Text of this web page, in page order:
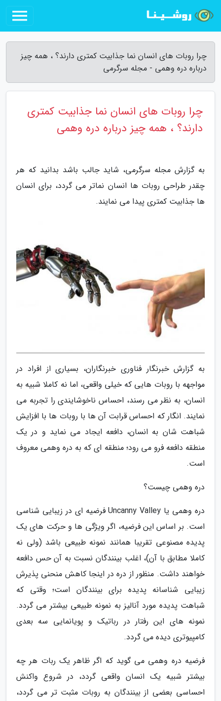
چرا روبات های انسان نما جذابیت کمتری دارند؟ ، همه چیز
درباره دره وهمی - مجله سرگرمی
چرا روبات های انسان نما جذابیت کمتری
دارند؟ ، همه چیز درباره دره وهمی
به گزارش مجله سرگرمی، شاید جالب باشد بدانید که هر
چقدر طراحی روبات ها انسان نماتر می گردد، برای انسان
ها جذابیت کمتری پیدا می نمایند.
به گزارش خبرنگار فناوری خبرنگاران، بسیاری از افراد در
مواجهه با روبات هایی که خیلی واقعی، اما نه کاملا شبیه به
انسان، به نظر می رسند، احساس ناخوشایندی را تجربه می
نمایند. انگار که احساس قرابت آن ها با روبات ها با افزایش
شباهت شان به انسان، دافعه ایجاد می نماید و در یک
منطقه دافعه فرو می رود؛ منطقه ای که به دره وهمی معروف
است.
دره وهمی چیست؟
دره وهمی یا Uncanny Valley فرضیه ای در زیبایی شناسی
است. بر اساس این فرضیه، اگر ویژگی ها و حرکت های یک
پدیده مصنوعی تقریبا همانند نمونه طبیعی باشد (ولی نه
کاملا مطابق با آن)، اغلب بینندگان نسبت به آن حس دافعه
خواهند داشت. منظور از دره در اینجا کاهش منحنی پذیرش
زیبایی شناسانه پدیده برای بینندگان است؛ وقتی که
شباهت پدیده مورد آنالیز به نمونه طبیعی بیشتر می گردد.
نمونه های این رفتار در رباتیک و پویانمایی سه بعدی
کامپیوتری دیده می گردد.
فرضیه دره وهمی می گوید که اگر ظاهر یک ربات هر چه
بیشتر شبیه یک انسان واقعی گردد، در شروع واکنش
احساسی بعضی از بینندگان به روبات مثبت تر می گردد،